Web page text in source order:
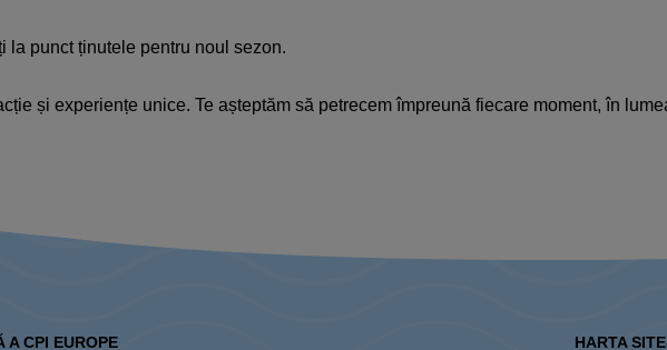
la punct ținutele pentru noul sezon.
și experiențe unice. Te așteptăm să petrecem împreună fiecare moment, în
A CPI EUROPE HARTA